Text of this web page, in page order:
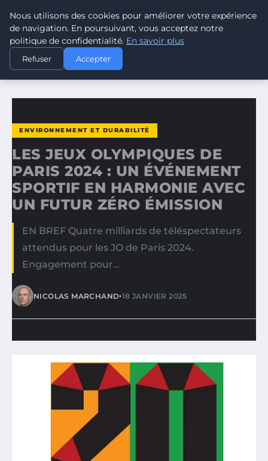
CLIMATE RESPONSE BLOG
ACCUEIL
ENVIRONNEMENT ET DURABILITÉ
LES JEUX OLYMPIQUES DE PARIS 2024 : UN ÉVÉNEMENT…
ENVIRONNEMENT ET DURABILITÉ
LES JEUX OLYMPIQUES DE
PARIS 2024 : UN ÉVÉNEMENT
SPORTIF EN HARMONIE AVEC
UN FUTUR ZÉRO ÉMISSION
EN BREF Quatre milliards de téléspectateurs
attendus pour les JO de Paris 2024.
Engagement pour…
NICOLAS MARCHAND•18 JANVIER 2025
Nous utilisons des cookies pour améliorer votre expérience
de navigation. En poursuivant, vous acceptez notre
politique de confidentialité. En savoir plus
Refuser Accepter